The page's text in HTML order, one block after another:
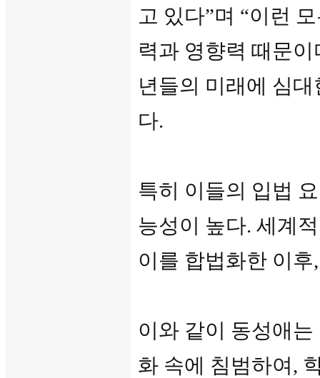
고 있다”며 “이런
력과 영향력 때문
년들의 미래에 심
다.
특히 이들의 입법
능성이 높다. 세계
이를 합법화한 이
이와 같이 동성애
화 속에 침범하여,